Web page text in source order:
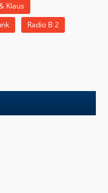
Klaus
Radio B 2